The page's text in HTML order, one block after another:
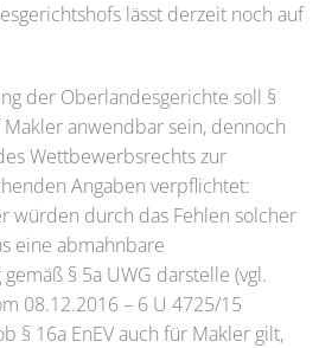
lässt derzeit noch auf
der Oberlandesgerichte soll §
Makler anwendbar sein, dennoch
Wettbewerbsrechts zur
Angaben verpflichtet:
würden durch das Fehlen solcher
eine abmahnbare
§ 5a UWG darstelle (vgl.
08.12.2016 – 6 U 4725/15
§ 16a EnEV auch für Makler gilt,